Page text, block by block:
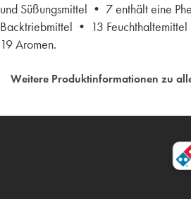
und Süßungsmittel • 7 enthält eine
Backtriebmittel • 13
19 Aromen.
Weitere Produktinformationen zu